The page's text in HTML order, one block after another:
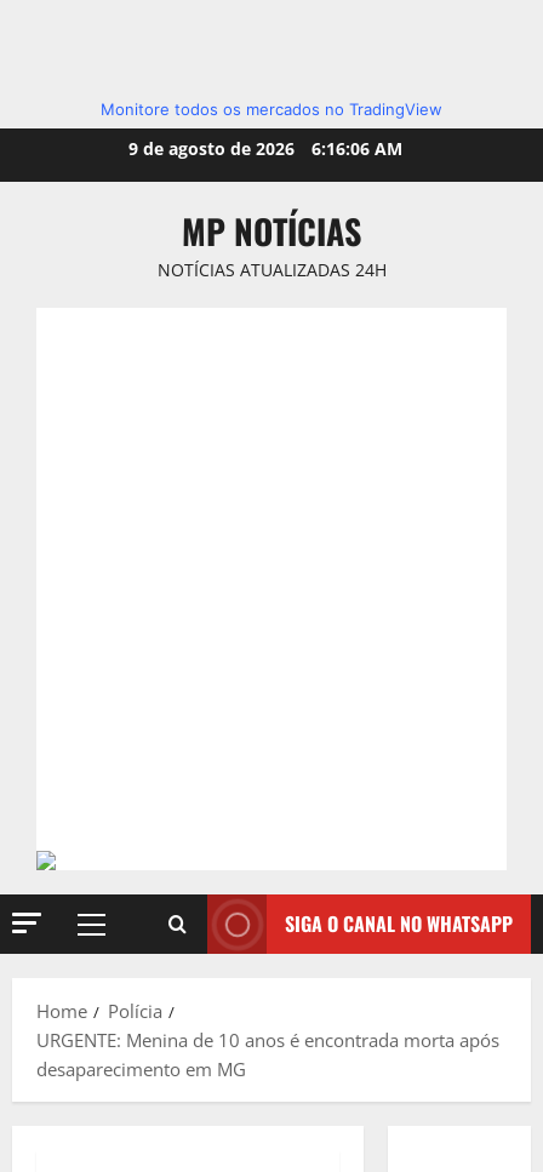
Monitore todos os mercados no TradingView
9 de agosto de 2026 6:16:07 AM
MP NOTÍCIAS
NOTÍCIAS ATUALIZADAS 24H
Primary
SIGA O CANAL NO WHATSAPP
Home
Polícia
URGENTE: Menina de 10 anos é encontrada morta após
desaparecimento em MG